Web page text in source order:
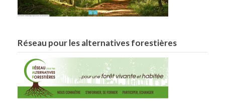
Réseau pour les alternatives forestières